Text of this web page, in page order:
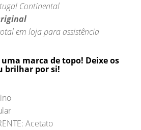
Continental
em loja para assistência
marca de topo! Deixe os
brilhar por si!
Acetato